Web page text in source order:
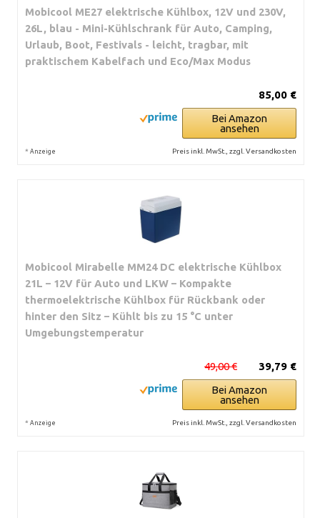
Mobicool ME27 elektrische Kühlbox, 12V und 230V,
26L, blau - Mini-Kühlschrank für Auto, Camping,
Urlaub, Boot, Festivals - leicht, tragbar, mit
praktischem Kabelfach und Eco/Max Modus
85,00 €
Bei Amazon
ansehen
* Anzeige Preis inkl. MwSt., zzgl. Versandkosten
Mobicool Mirabelle MM24 DC elektrische Kühlbox
21L – 12V für Auto und LKW – Kompakte
thermoelektrische Kühlbox für Rückbank oder
hinter den Sitz – Kühlt bis zu 15 °C unter
Umgebungstemperatur
39,79 €
49,00 €
Bei Amazon
ansehen
* Anzeige Preis inkl. MwSt., zzgl. Versandkosten